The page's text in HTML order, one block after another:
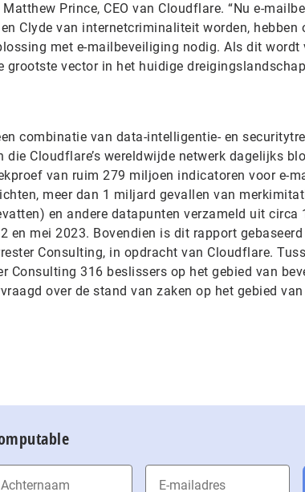
Prince, CEO van Cloudflare. “Nu e-
Clyde van internetcriminaliteit worden, hebben
met e-mailbeveiliging nodig. Als dit wordt
vector in het huidige
combinatie van data-intelligentie- en
Cloudflare’s wereldwijde netwerk dagelijks
van ruim 279 miljoen indicatoren voor e-
meer dan 1 miljard gevallen van
en andere datapunten verzameld uit circa
en mei 2023. Bovendien is dit rapport gebaseerd
Consulting, in opdracht van Cloudflare.
Consulting 316 beslissers op het gebied van
over de stand van zaken op het gebied